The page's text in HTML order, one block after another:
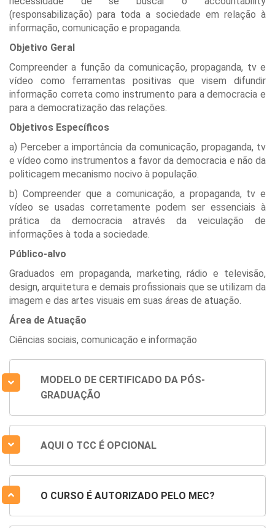
(responsabilização) para toda a sociedade em relação à
informação, comunicação e propaganda.
Objetivo Geral
Compreender a função da comunicação, propaganda, tv e
vídeo como ferramentas positivas que visem difundir
informação correta como instrumento para a democracia e
para a democratização das relações.
Objetivos Específicos
a) Perceber a importância da comunicação, propaganda, tv
e vídeo como instrumentos a favor da democracia e não da
politicagem mecanismo nocivo à população.
b) Compreender que a comunicação, a propaganda, tv e
vídeo se usadas corretamente podem ser essenciais à
prática da democracia através da veiculação de
informações à toda a sociedade.
Público-alvo
Graduados em propaganda, marketing, rádio e televisão,
design, arquitetura e demais profissionais que se utilizam da
imagem e das artes visuais em suas áreas de atuação.
Área de Atuação
Ciências sociais, comunicação e informação
MODELO DE CERTIFICADO DA PÓS-
GRADUAÇÃO
AQUI O TCC É OPCIONAL
O CURSO É AUTORIZADO PELO MEC?